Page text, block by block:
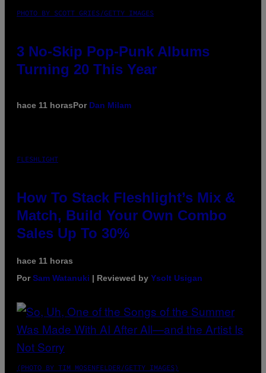
PHOTO BY SCOTT GRIES/GETTY IMAGES
3 No-Skip Pop-Punk Albums
Turning 20 This Year
hace 11 horasPor Dan Milam
FLESHLIGHT
How To Stack Fleshlight’s Mix &
Match, Build Your Own Combo
Sales Up To 30%
hace 11 horas
PorSam Watanuki | Reviewed by Ysolt Usigan
(PHOTO BY TIM MOSENFELDER/GETTY IMAGES)